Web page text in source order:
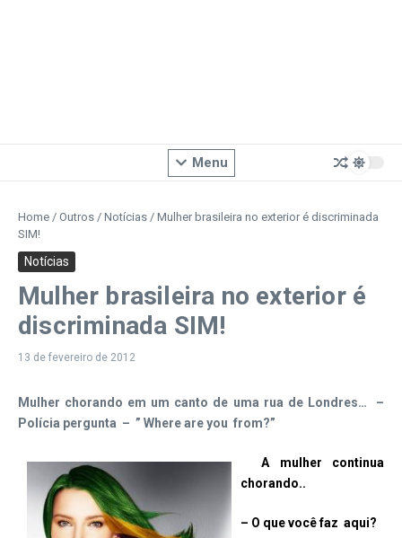
Menu
Home / Outros / Notícias / Mulher brasileira no exterior é discriminada
SIM!
Notícias
Mulher brasileira no exterior é
discriminada SIM!
13 de fevereiro de 2012
Mulher chorando em um canto de uma rua de Londres… –
Polícia pergunta – ” Where are you from?”
A mulher continua
chorando..
– O que você faz aqui?